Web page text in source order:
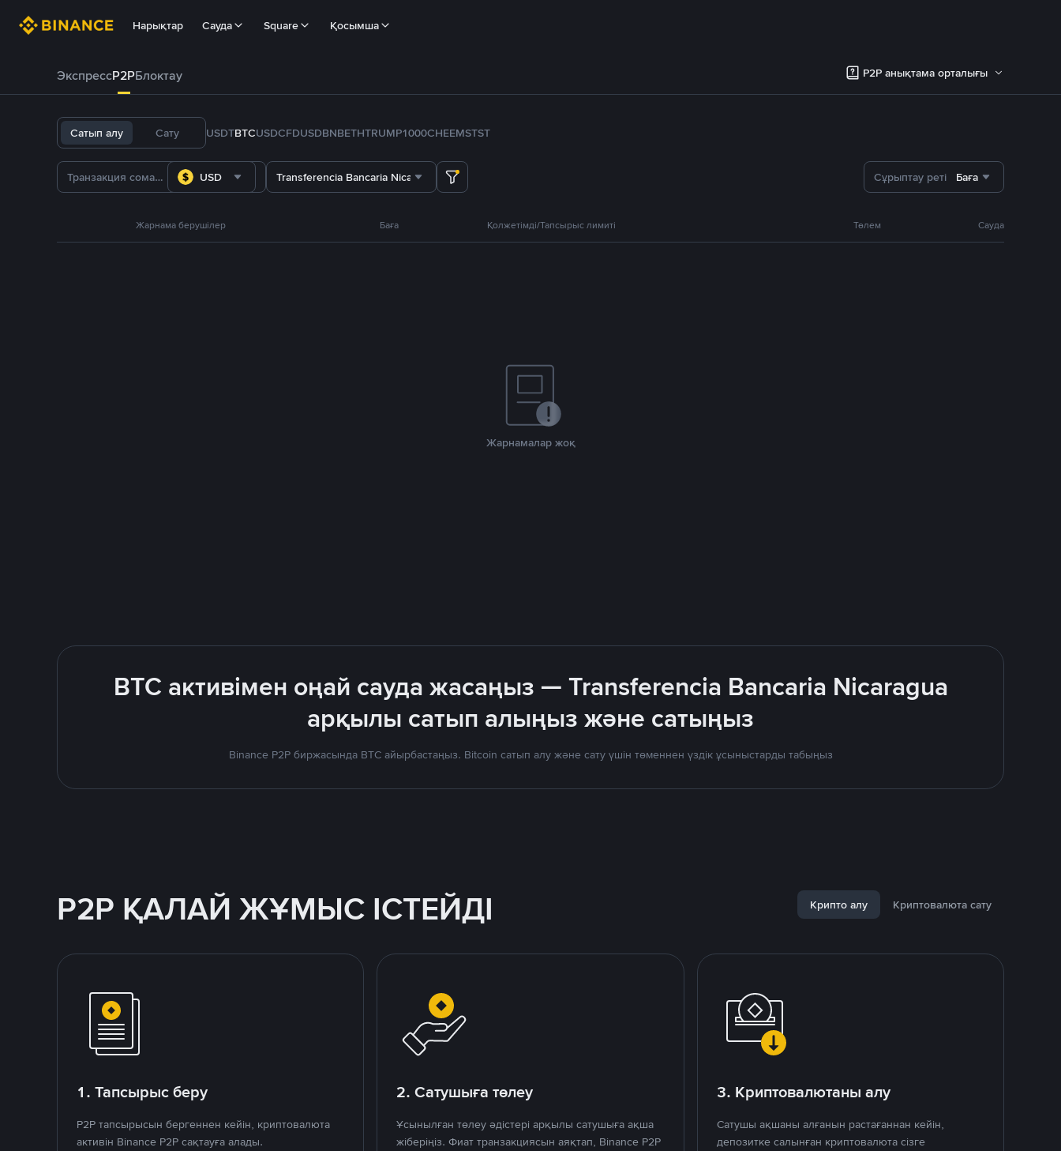
Нарықтар Сауда Square Қосымша
ЭкспрессP2PБлоктау P2P анықтама орталығы
Сатып алу Сату USDTBTCUSDCFDUSDBNBETHTRUMP1000CHEEMSTST
USD Transferencia Bancaria Nicaragua Сұрыптау реті Баға
Жарнама берушілер Баға Қолжетімді/Тапсырыс лимиті Төлем Сауда
Жарнамалар жоқ
BTC активімен оңай сауда жасаңыз — Transferencia Bancaria Nicaragua
арқылы сатып алыңыз және сатыңыз
Binance P2P биржасында BTC айырбастаңыз. Bitcoin сатып алу және сату үшін төменнен үздік ұсыныстарды табыңыз
P2P ҚАЛАЙ ЖҰМЫС ІСТЕЙДІ Крипто алу Криптовалюта сату
1. Тапсырыс беру
P2P тапсырысын бергеннен кейін, криптовалюта
активін Binance P2P сақтауға алады.
2. Сатушыға төлеу
Ұсынылған төлеу әдістері арқылы сатушыға ақша
жіберіңіз. Фиат транзакциясын аяқтап, Binance P2P
3. Криптовалютаны алу
Сатушы ақшаны алғанын растағаннан кейін,
депозитке салынған криптовалюта сізге